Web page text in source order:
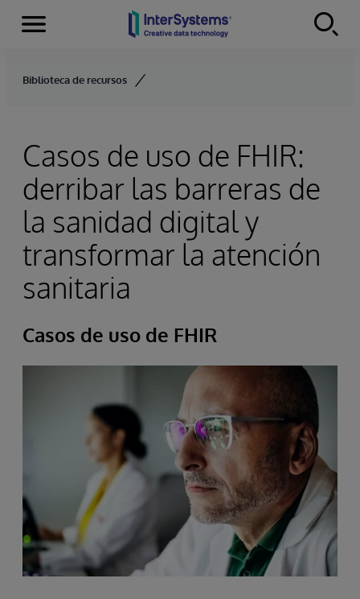
Skip to content
Secciones
Biblioteca de recursos
Casos de uso de FHIR:
derribar las barreras de
la sanidad digital y
transformar la atención
sanitaria
Casos de uso de FHIR